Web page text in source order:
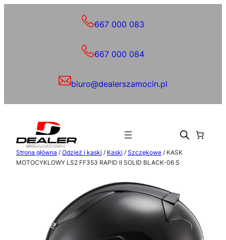
667 000 083
667 000 084
biuro@dealerszamocin.pl
Strona główna / Odzież i kaski / Kaski / Szczękowe / KASK
MOTOCYKLOWY LS2 FF353 RAPID II SOLID BLACK-06 S